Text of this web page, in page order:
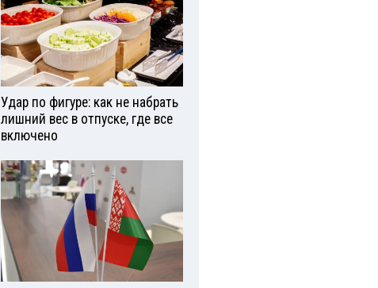
Удар по фигуре: как не набрать
лишний вес в отпуске, где все
включено